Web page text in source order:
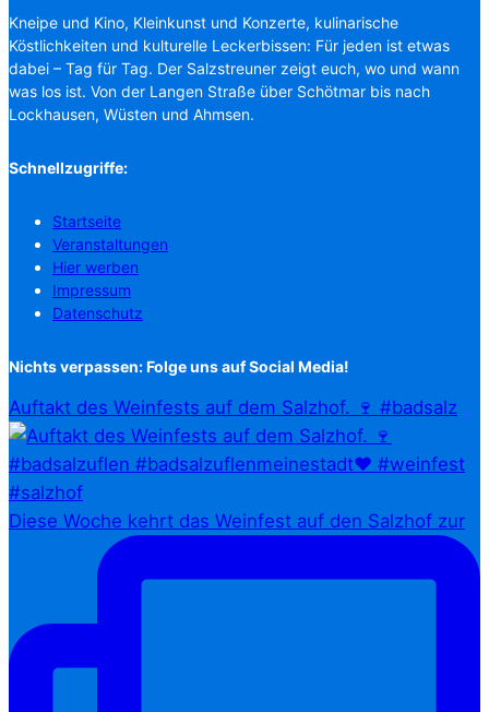
Kneipe und Kino, Kleinkunst und Konzerte, kulinarische
Köstlichkeiten und kulturelle Leckerbissen: Für jeden ist etwas
dabei – Tag für Tag. Der Salzstreuner zeigt euch, wo und wann
was los ist. Von der Langen Straße über Schötmar bis nach
Lockhausen, Wüsten und Ahmsen.
Schnellzugriffe:
Startseite
Veranstaltungen
Hier werben
Impressum
Datenschutz
Nichts verpassen: Folge uns auf Social Media!
Auftakt des Weinfests auf dem Salzhof. 🍷 #badsalz
Diese Woche kehrt das Weinfest auf den Salzhof zur